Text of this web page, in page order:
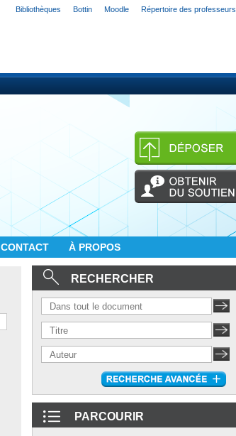
Bibliothèques Bottin Moodle Répertoire des professeurs
CONTACT À PROPOS
RECHERCHER
PARCOURIR